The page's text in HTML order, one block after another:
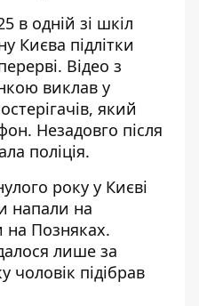
в одній зі шкіл
Києва підлітки
. Відео з
виклав у
який
Незадовго після
поліція.
року у Києві
напали на
на Позняках.
лише за
чоловік підібрав